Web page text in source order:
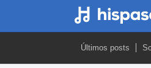
Últimos posts